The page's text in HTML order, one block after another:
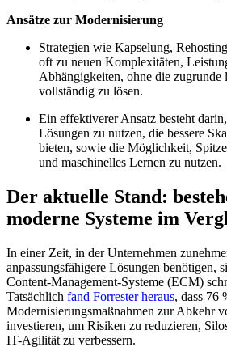
Ansätze zur Modernisierung
Strategien wie Kapselung,
oft zu neuen Komplexitäten,
Abhängigkeiten, ohne die zugrunde
vollständig zu lösen.
Ein effektiverer Ansatz besteht
Lösungen zu nutzen, die bessere
bieten, sowie die Möglichkeit,
und maschinelles Lernen zu nutzen.
Der aktuelle Stand:
moderne Systeme im
In einer Zeit, in der Unternehmen
anpassungsfähigere Lösungen benötigen,
Content-Management-Systeme (ECM)
Tatsächlich fand Forrester heraus, dass 76
Modernisierungsmaßnahmen zur Abkehr
investieren, um Risiken zu reduzieren,
IT-Agilität zu verbessern.